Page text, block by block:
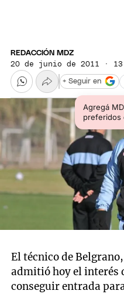
REDACCIÓN MDZ
20 de junio de 2011 ·
Agregá
preferidos
+ Seguir en
El técnico de
admitió hoy el interés
conseguir entrada